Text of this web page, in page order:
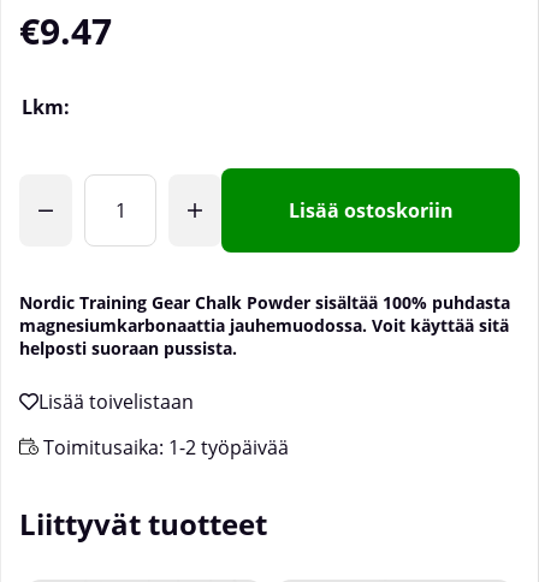
€9.47
Lkm:
Lisää ostoskoriin
Nordic Training Gear Chalk Powder sisältää 100% puhdasta
magnesiumkarbonaattia jauhemuodossa. Voit käyttää sitä
helposti suoraan pussista.
Toimitusaika: 1-2 työpäivää
Liittyvät tuotteet